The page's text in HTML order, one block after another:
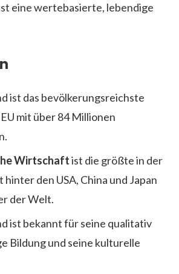
eine wertebasierte, lebendige
ist das bevölkerungsreichste
mit über 84 Millionen
Wirtschaftist die größte in der
hinter den USA, China und Japan
der Welt.
ist bekannt für seine qualitativ
Bildung und seine kulturelle